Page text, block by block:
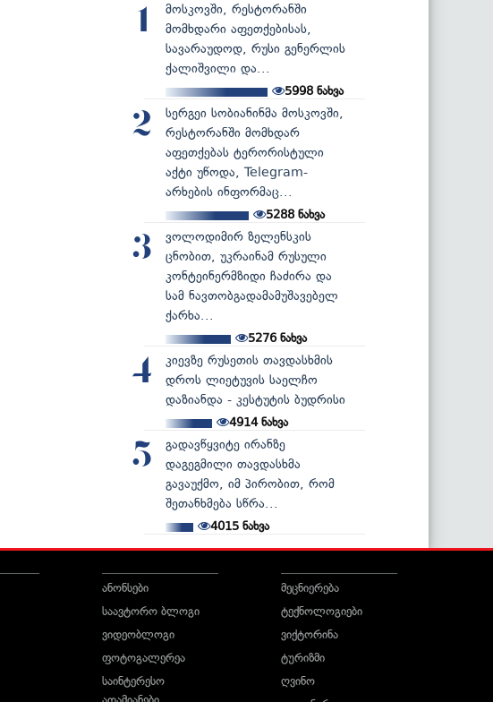
1
მოსკოვში, რესტორანში
მომხდარი აფეთქებისას,
სავარაუდოდ, რუსი გენერლის
ქალიშვილი და...
5998 ნახვა
2
სერგეი სობიანინმა მოსკოვში,
რესტორანში მომხდარ
აფეთქებას ტერორისტული
აქტი უწოდა, Telegram-
არხების ინფორმაც...
5288 ნახვა
3
ვოლოდიმირ ზელენსკის
ცნობით, უკრაინამ რუსული
კონტეინერმზიდი ჩაძირა და
სამ ნავთობგადამამუშავებელ
ქარხა...
5276ნახვა
4
კიევზე რუსეთის თავდასხმის
დროს ლიეტუვის საელჩო
დაზიანდა - კესტუტის ბუდრისი
4914ნახვა
5
გადავწყვიტე ირანზე
დაგეგმილი თავდასხმა
გავაუქმო, იმ პირობით, რომ
შეთანხმება სწრა...
4015 ნახვა
ანონსები
საავტორო ბლოგი
ვიდეობლოგი
ფოტოგალერეა
საინტერესო
მეცნიერება
ტექნოლოგიები
ვიქტორინა
ტურიზმი
ღვინო